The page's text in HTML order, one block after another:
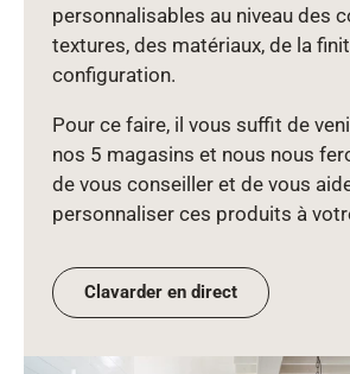
personnalisables au niveau des
textures, des matériaux, de la
configuration.
Pour ce faire, il vous suffit de
nos 5 magasins et nous nous
de vous conseiller et de vous
personnaliser ces produits à
Clavarder en direct